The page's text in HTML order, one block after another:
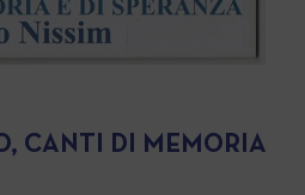
CANTI DI MEMORIA